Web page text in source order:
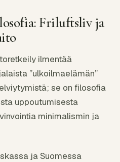
Friluftsliv ja
ilmentää
”ulkoilmaelämän”
se on filosofia
uppoutumisesta
minimalismin ja
ja Suomessa